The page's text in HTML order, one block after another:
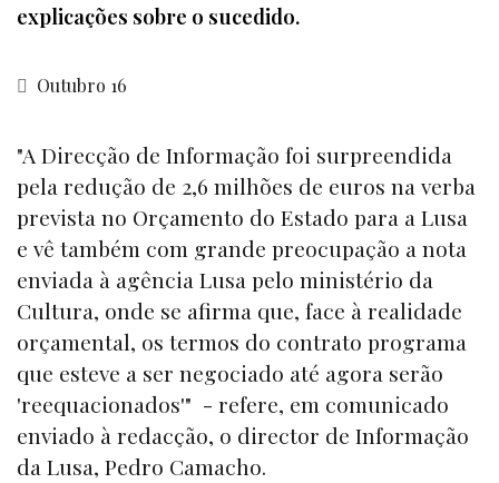
explicações sobre o sucedido.
Outubro 16
"A Direcção de Informação foi surpreendida
pela redução de 2,6 milhões de euros na verba
prevista no Orçamento do Estado para a Lusa
e vê também com grande preocupação a nota
enviada à agência Lusa pelo ministério da
Cultura, onde se afirma que, face à realidade
orçamental, os termos do contrato programa
que esteve a ser negociado até agora serão
'reequacionados'" - refere, em comunicado
enviado à redacção, o director de Informação
da Lusa, Pedro Camacho.